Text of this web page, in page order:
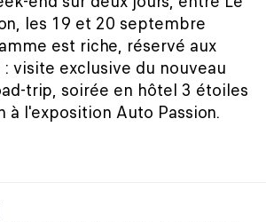
les 19 et 20 septembre
est riche, réservé aux
visite exclusive du nouveau
trip, soirée en hôtel 3 étoiles
l'exposition Auto Passion.